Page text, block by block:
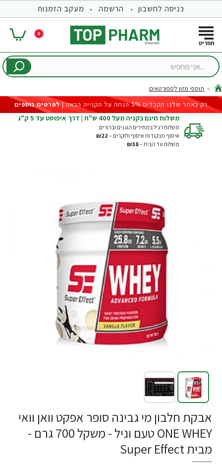
כניסה לחשבון הרשמה מעקב הזמנות
0
...אני
home
תוספי מזון לספורטאים
רק באתר שלנו מקבלים 5% הנחה על הקנייה הבאה |
לפרטים נוספים
משלוח חינם בקניה מעל 400 ש"ח | דרך איפוסט עד 5 ק"ג
משלוח רגיל במחירים הוגנים וברורים:
איסוף מנקודות איסוף ולוקרים – ₪22
משלוח עד הבית –₪38
אבקת חלבון מי גבינה סופר אפקט וואן וואי
ONE WHEY טעם וניל - משקל 700 גרם -
מבית Super Effect